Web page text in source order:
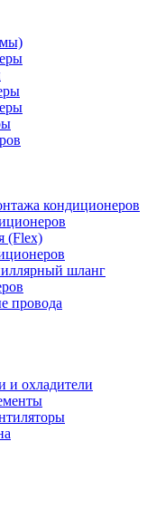
кондиционеров
(Flex)
шланг
провода
и охладители